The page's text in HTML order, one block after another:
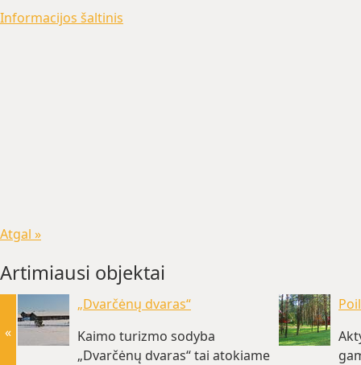
Informacijos šaltinis
Atgal »
Artimiausi objektai
„Dvarčėnų dvaras“
Kaimo turizmo sodyba
„Dvarčėnų dvaras“ tai atokiame
«